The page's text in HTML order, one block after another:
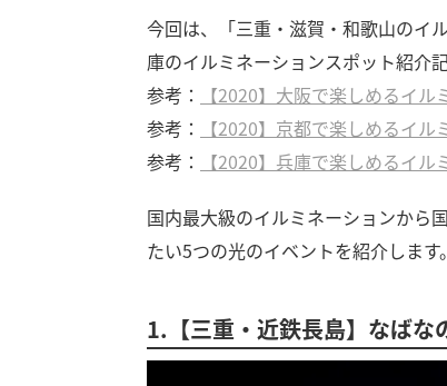
今回は、「三重・滋賀・和歌山のイ
庫のイルミネーションスポット紹介
参考：
【2020】大阪で楽しめるイ
参考：
【2020】京都で楽しめるイ
参考：
【2020】兵庫で楽しめるイ
国内最大級のイルミネーションから
たい5つの光のイベントを紹介します。
1.【三重・近鉄長島】なばな